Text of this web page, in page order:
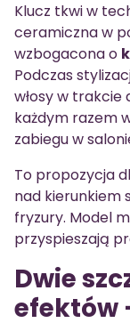
Klucz tkwi w
ceramiczna w
wzbogacona o
Podczas
włosy w trakcie
każdym razem
zabiegu w
To propozycja
nad kierunkiem
fryzury. Model
przyspieszają
Dwie
efektów